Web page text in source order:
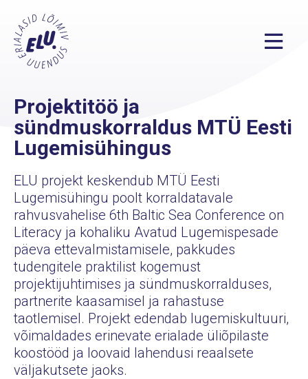
Projektitöö ja
sündmuskorraldus MTÜ Eesti
Lugemisühingus
ELU projekt keskendub MTÜ Eesti
Lugemisühingu poolt korraldatavale
rahvusvahelise 6th Baltic Sea Conference on
Literacy ja kohaliku Avatud Lugemispesade
päeva ettevalmistamisele, pakkudes
tudengitele praktilist kogemust
projektijuhtimises ja sündmuskorralduses,
partnerite kaasamisel ja rahastuse
taotlemisel. Projekt edendab lugemiskultuuri,
võimaldades erinevate erialade üliõpilaste
koostööd ja loovaid lahendusi reaalsete
väljakutsete jaoks.